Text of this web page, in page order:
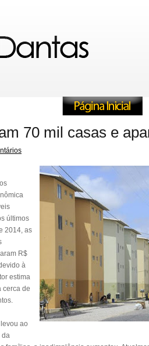
70 mil casas e
últimos
2014, as
R$
à
estima
cerca de
ao
da